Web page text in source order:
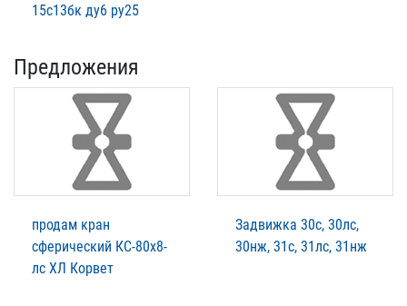
15с13бк ду6 ру25
Предложения
продам кран
сферический КС-80х8-
лс ХЛ Корвет
Задвижка 30с, 30лс,
30нж, 31с, 31лс, 31нж